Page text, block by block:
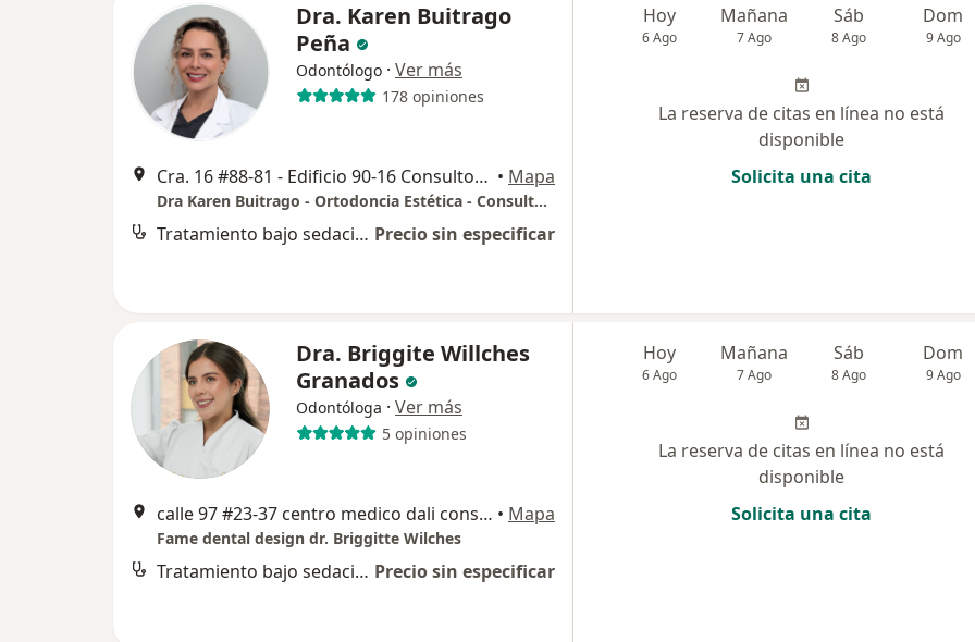
Dra. Karen Buitrago
Peña
Odontólogo · Ver más
178 opiniones
Cra. 16 #88-81 - Edificio 90-16 Consultorio 701, Bogotá • Mapa
Dra Karen Buitrago - Ortodoncia Estética - Consultorio 701 Edificio 90-16
Tratamiento bajo sedación endovenosa y anestesia Precio sin especificar
Hoy
6 Ago
Mañana
7 Ago
Sáb
8 Ago
Dom
9 Ago
La reserva de citas en línea no está
disponible
Solicita una cita
Dra. Briggite Willches
Granados
Odontóloga · Ver más
5 opiniones
calle 97 #23-37 centro medico dali cons: 322, Bogotá • Mapa
Fame dental design dr. Briggitte Wilches
Tratamiento bajo sedación endovenosa y anestesia Precio sin especificar
Hoy
6 Ago
Mañana
7 Ago
Sáb
8 Ago
Dom
9 Ago
La reserva de citas en línea no está
disponible
Solicita una cita